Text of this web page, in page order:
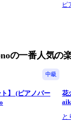
ピ
の一番人気の
中級
】 (ピアノパー
花
と